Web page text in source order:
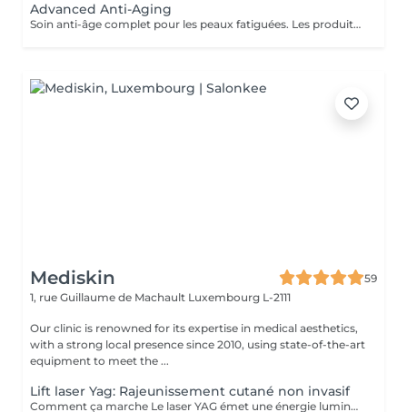
Advanced Anti-Aging
Soin anti-âge complet pour les peaux fatiguées. Les produits pénètrent en profondeur grâce au Sono Lifter (ultrasons). Il permet de lutter contre les rides et les cicatrices d'acné. L'Oxy Booster rafraîchit la peau et atténue les signes de fatigue, même au niveau du contour des yeux, pour un regard illuminé.
Mediskin
59
1, rue Guillaume de Machault Luxembourg L-2111
Our clinic is renowned for its expertise in medical aesthetics,
with a strong local presence since 2010, using state-of-the-art
equipment to meet the ...
Lift laser Yag: Rajeunissement cutané non invasif
Comment ça marche Le laser YAG émet une énergie lumineuse concentrée qui chauffe les couches profondes de la peau, stimulant ainsi la production de collagène. Cela aide à raffermir la peau et à améliorer sa texture et sa fermeté. Longueur d'onde : Fonctionne à une longueur d'onde de 1064 nm Avantages Non invasif: Pas de chirurgie ni d'incisions nécessaires. Temps de récupération minimal: La plupart des gens peuvent reprendre leurs activités normales immédiatement. Efficace: Réduit l'apparence des rides, des ridules et du relâchement cutané. Sûr: Généralement considéré comme sûr avec un faible risque de complications. Détails de la procédure Préparation: Évitez l'exposition au soleil avant le traitement. Pendant la procédure: La zone à traiter est nettoyée. Le laser YAG est passé sur la peau, délivrant de l'énergie de manière contrôlée. Après le traitement: Quelques rougeurs ou gonflements peuvent survenir, mais ils disparaissent généralement en quelques jours. Récupération Soins immédiats: Évitez l'exposition directe au soleil et utilisez un écran solaire pendant quelques semaines. Résultats à long terme: Les résultats complets peuvent prendre plusieurs mois car la production de collagène continue.